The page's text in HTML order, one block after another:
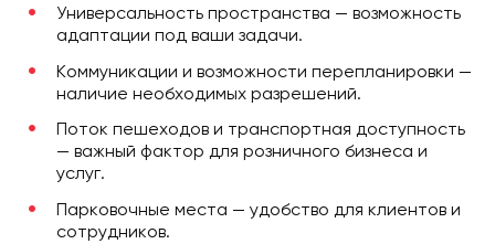
Универсальность пространства — возможность
адаптации под ваши задачи.
Коммуникации и возможности перепланировки —
наличие необходимых разрешений.
Поток пешеходов и транспортная доступность
— важный фактор для розничного бизнеса и
услуг.
Парковочные места — удобство для клиентов и
сотрудников.